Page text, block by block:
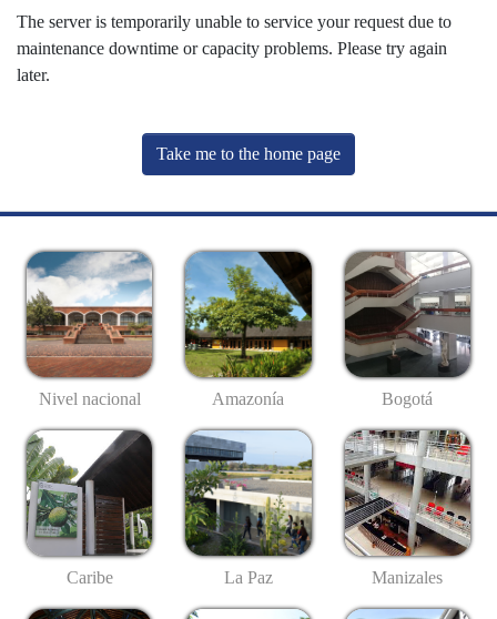
The server is temporarily unable to service your request due to
maintenance downtime or capacity problems. Please try again
later.
Take me to the home page
Nivel nacional Amazonía Bogotá
Caribe La Paz Manizales